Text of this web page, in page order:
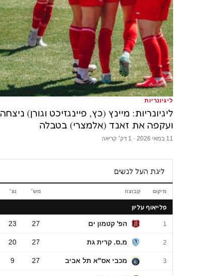
ליגיונריות
ליגיונריות: מיינץ (כץ, פיינגזיכט וגורן) ניצחה
ועקפה את זאנד (אלמצרי) בטבלה
11 במאי 2026 · 1 דק׳ קריאה
ליגת העל לנשים
ליגת העל לנשים
מיקום קבוצה מש׳ נצ׳
פלייאוף עליון
1 הפ' קטמון ים 27
23
2 מ.ס. קרית גת 27
20
3 מכבי אס"א תל אביב 27
9